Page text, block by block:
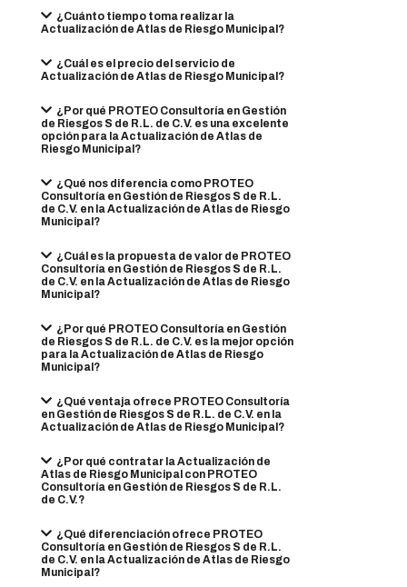
¿Cuánto tiempo toma realizar la
Actualización de Atlas de Riesgo Municipal?
¿Cuál es el precio del servicio de
Actualización de Atlas de Riesgo Municipal?
¿Por qué PROTEO Consultoría en Gestión
de Riesgos S de R.L. de C.V. es una excelente
opción para la Actualización de Atlas de
Riesgo Municipal?
¿Qué nos diferencia como PROTEO
Consultoría en Gestión de Riesgos S de R.L.
de C.V. en la Actualización de Atlas de Riesgo
Municipal?
¿Cuál es la propuesta de valor de PROTEO
Consultoría en Gestión de Riesgos S de R.L.
de C.V. en la Actualización de Atlas de Riesgo
Municipal?
¿Por qué PROTEO Consultoría en Gestión
de Riesgos S de R.L. de C.V. es la mejor opción
para la Actualización de Atlas de Riesgo
Municipal?
¿Qué ventaja ofrece PROTEO Consultoría
en Gestión de Riesgos S de R.L. de C.V. en la
Actualización de Atlas de Riesgo Municipal?
¿Por qué contratar la Actualización de
Atlas de Riesgo Municipal con PROTEO
Consultoría en Gestión de Riesgos S de R.L.
de C.V.?
¿Qué diferenciación ofrece PROTEO
Consultoría en Gestión de Riesgos S de R.L.
de C.V. en la Actualización de Atlas de Riesgo
Municipal?